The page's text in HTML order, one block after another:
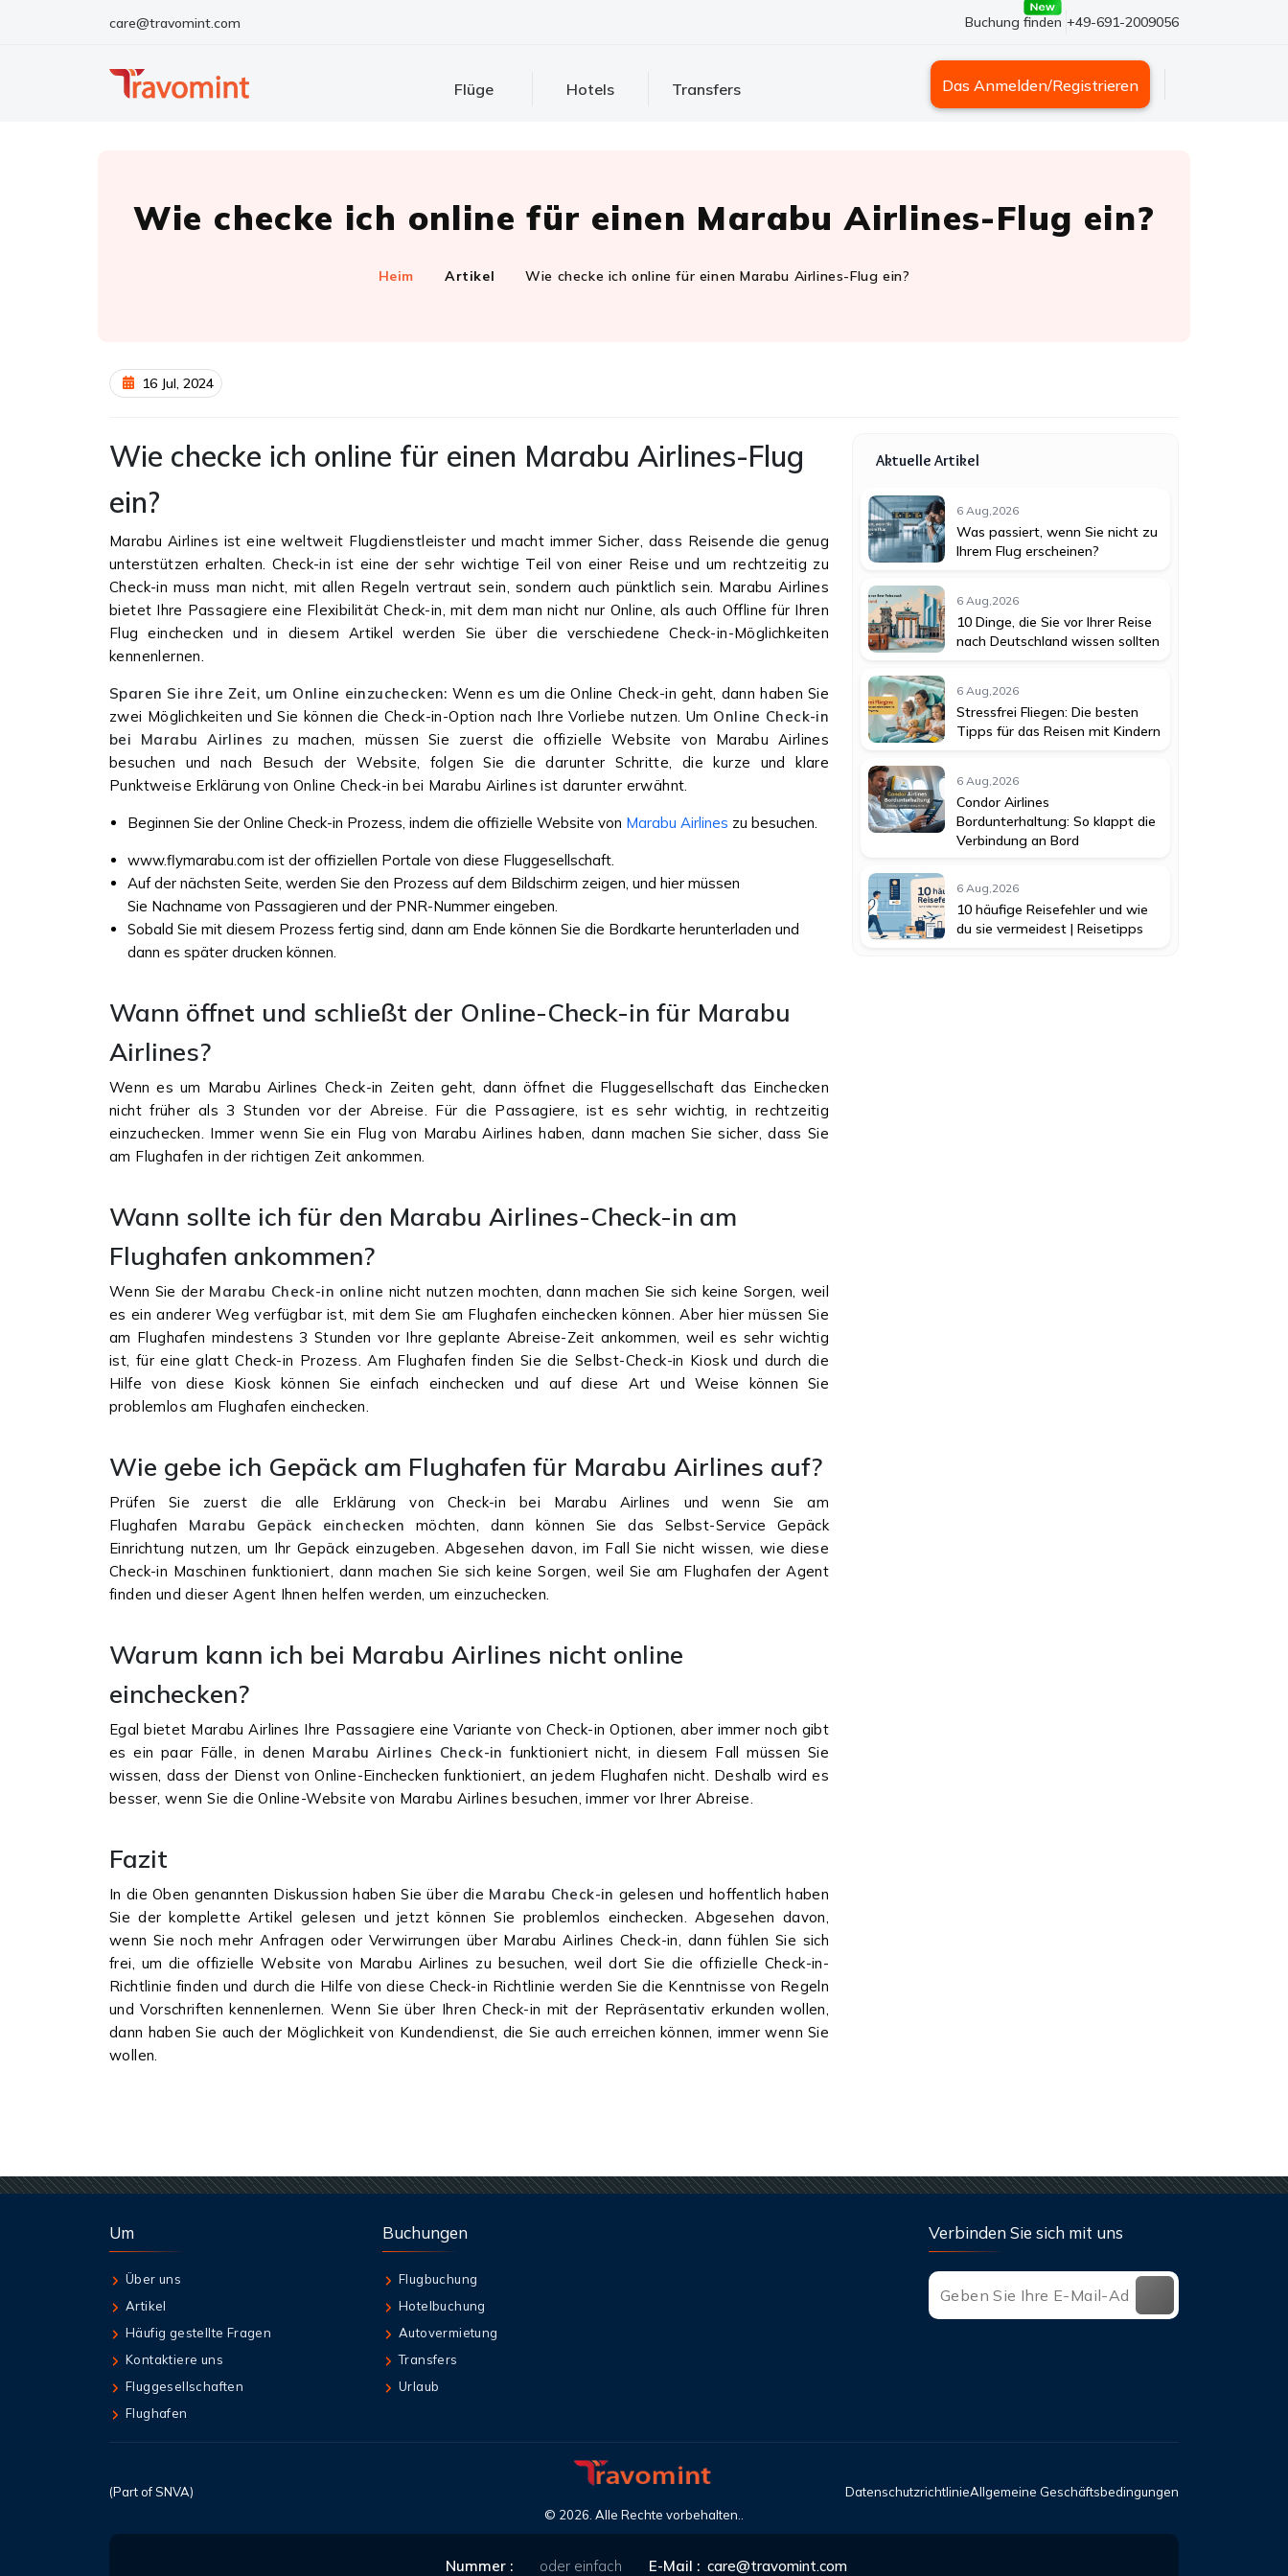
care@travomint.com Buchung finden +49-691-2009056
Flüge Hotels Transfers Das Anmelden/Registrieren
Wie checke ich online für einen Marabu Airlines-Flug ein?
Heim Artikel Wie checke ich online für einen Marabu Airlines-Flug ein?
16 Jul, 2024
Wie checke ich online für einen Marabu Airlines-Flug
ein?
Marabu Airlines ist eine weltweit Flugdienstleister und macht immer Sicher, dass Reisende die genug
unterstützen erhalten. Check-in ist eine der sehr wichtige Teil von einer Reise und um rechtzeitig zu
Check-in muss man nicht, mit allen Regeln vertraut sein, sondern auch pünktlich sein. Marabu Airlines
bietet Ihre Passagiere eine Flexibilität Check-in, mit dem man nicht nur Online, als auch Offline für Ihren
Flug einchecken und in diesem Artikel werden Sie über die verschiedene Check-in-Möglichkeiten
kennenlernen.
Sparen Sie ihre Zeit, um Online einzuchecken: Wenn es um die Online Check-in geht, dann haben Sie
zwei Möglichkeiten und Sie können die Check-in-Option nach Ihre Vorliebe nutzen. Um Online Check-in
bei Marabu Airlines zu machen, müssen Sie zuerst die offizielle Website von Marabu Airlines
besuchen und nach Besuch der Website, folgen Sie die darunter Schritte, die kurze und klare
Punktweise Erklärung von Online Check-in bei Marabu Airlines ist darunter erwähnt.
Beginnen Sie der Online Check-in Prozess, indem die offizielle Website von Marabu Airlines zu besuchen.
www.flymarabu.com ist der offiziellen Portale von diese Fluggesellschaft.
Auf der nächsten Seite, werden Sie den Prozess auf dem Bildschirm zeigen, und hier müssen
Sie Nachname von Passagieren und der PNR-Nummer eingeben.
Sobald Sie mit diesem Prozess fertig sind, dann am Ende können Sie die Bordkarte herunterladen und
dann es später drucken können.
Wann öffnet und schließt der Online-Check-in für Marabu
Airlines?
Wenn es um Marabu Airlines Check-in Zeiten geht, dann öffnet die Fluggesellschaft das Einchecken
nicht früher als 3 Stunden vor der Abreise. Für die Passagiere, ist es sehr wichtig, in rechtzeitig
einzuchecken. Immer wenn Sie ein Flug von Marabu Airlines haben, dann machen Sie sicher, dass Sie
am Flughafen in der richtigen Zeit ankommen.
Wann sollte ich für den Marabu Airlines-Check-in am
Flughafen ankommen?
Wenn Sie der Marabu Check-in online nicht nutzen mochten, dann machen Sie sich keine Sorgen, weil
es ein anderer Weg verfügbar ist, mit dem Sie am Flughafen einchecken können. Aber hier müssen Sie
am Flughafen mindestens 3 Stunden vor Ihre geplante Abreise-Zeit ankommen, weil es sehr wichtig
ist, für eine glatt Check-in Prozess. Am Flughafen finden Sie die Selbst-Check-in Kiosk und durch die
Hilfe von diese Kiosk können Sie einfach einchecken und auf diese Art und Weise können Sie
problemlos am Flughafen einchecken.
Wie gebe ich Gepäck am Flughafen für Marabu Airlines auf?
Prüfen Sie zuerst die alle Erklärung von Check-in bei Marabu Airlines und wenn Sie am
Flughafen Marabu Gepäck einchecken möchten, dann können Sie das Selbst-Service Gepäck
Einrichtung nutzen, um Ihr Gepäck einzugeben. Abgesehen davon, im Fall Sie nicht wissen, wie diese
Check-in Maschinen funktioniert, dann machen Sie sich keine Sorgen, weil Sie am Flughafen der Agent
finden und dieser Agent Ihnen helfen werden, um einzuchecken.
Warum kann ich bei Marabu Airlines nicht online
einchecken?
Egal bietet Marabu Airlines Ihre Passagiere eine Variante von Check-in Optionen, aber immer noch gibt
es ein paar Fälle, in denen Marabu Airlines Check-in funktioniert nicht, in diesem Fall müssen Sie
wissen, dass der Dienst von Online-Einchecken funktioniert, an jedem Flughafen nicht. Deshalb wird es
besser, wenn Sie die Online-Website von Marabu Airlines besuchen, immer vor Ihrer Abreise.
Fazit
In die Oben genannten Diskussion haben Sie über die Marabu Check-in gelesen und hoffentlich haben
Sie der komplette Artikel gelesen und jetzt können Sie problemlos einchecken. Abgesehen davon,
wenn Sie noch mehr Anfragen oder Verwirrungen über Marabu Airlines Check-in, dann fühlen Sie sich
frei, um die offizielle Website von Marabu Airlines zu besuchen, weil dort Sie die offizielle Check-in-
Richtlinie finden und durch die Hilfe von diese Check-in Richtlinie werden Sie die Kenntnisse von Regeln
und Vorschriften kennenlernen. Wenn Sie über Ihren Check-in mit der Repräsentativ erkunden wollen,
dann haben Sie auch der Möglichkeit von Kundendienst, die Sie auch erreichen können, immer wenn Sie
wollen.
Aktuelle Artikel
6 Aug,2026
Was passiert, wenn Sie nicht zu
Ihrem Flug erscheinen?
6 Aug,2026
10 Dinge, die Sie vor Ihrer Reise
nach Deutschland wissen sollten
6 Aug,2026
Stressfrei Fliegen: Die besten
Tipps für das Reisen mit Kindern
6 Aug,2026
Condor Airlines
Bordunterhaltung: So klappt die
Verbindung an Bord
6 Aug,2026
10 häufige Reisefehler und wie
du sie vermeidest | Reisetipps
Um
Über uns
Artikel
Häufig gestellte Fragen
Kontaktiere uns
Fluggesellschaften
Flughafen
Buchungen
Flugbuchung
Hotelbuchung
Autovermietung
Transfers
Urlaub
Verbinden Sie sich mit uns
(Part of SNVA)
© 2026 . Alle Rechte vorbehalten..
DatenschutzrichtlinieAllgemeine Geschäftsbedingungen
Nummer : oder einfach E-Mail : care@travomint.com